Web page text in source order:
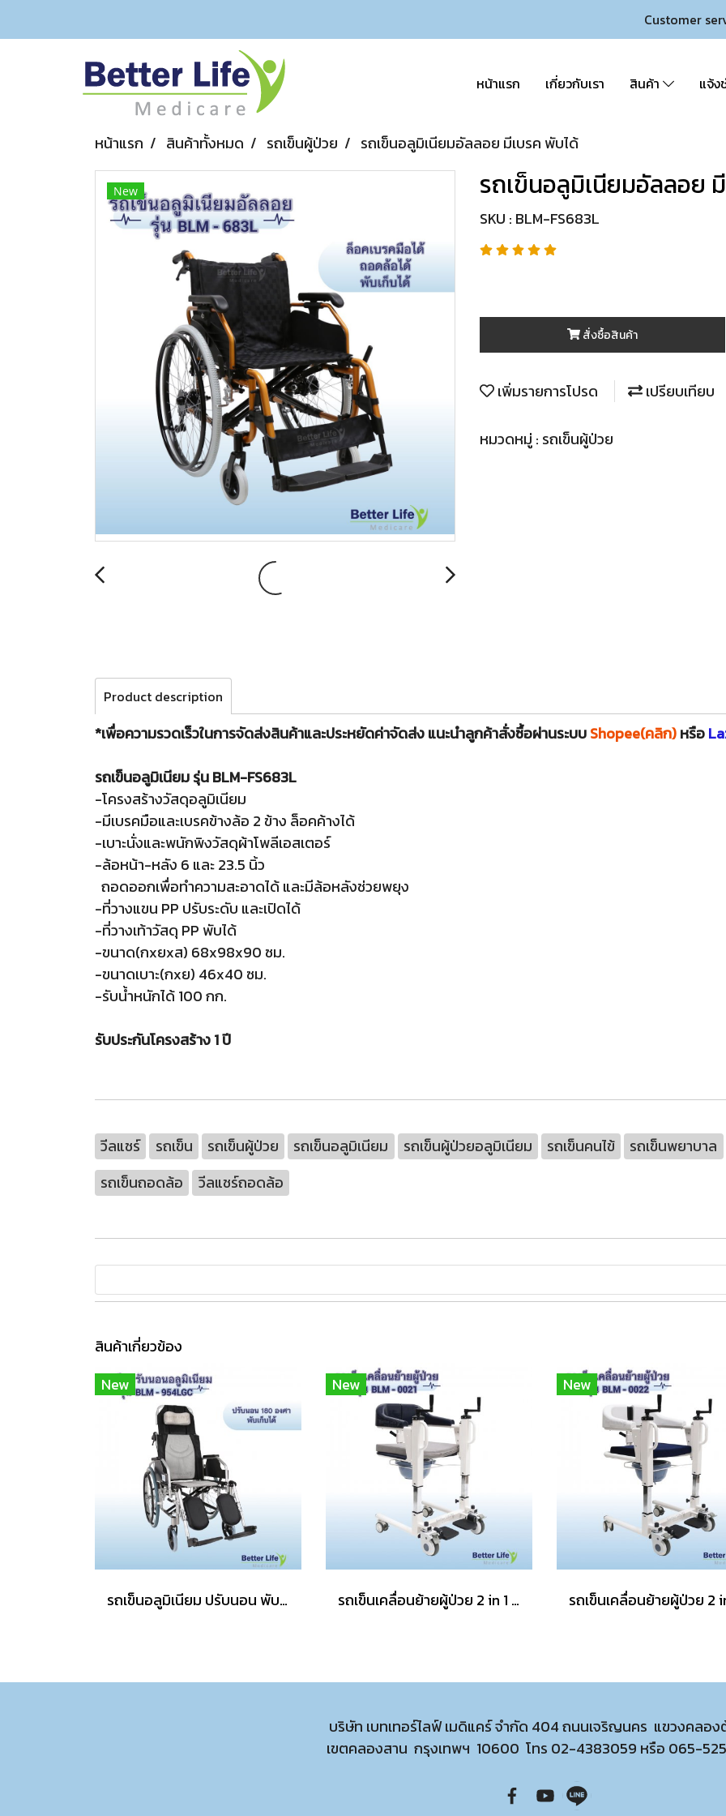
Customer
หน้าแรก เกี่ยวกับเรา สินค้า แจ้ง
หน้าแรก สินค้าทั้งหมด รถเข็นผู้ป่วย รถเข็นอลูมิเนียมอัลลอย มีเบรค พับได้
New รถเข็นอลูมิเนียมอัลลอย
SKU : BLM-FS683L
สั่งซื้อสินค้า
เพิ่มรายการโปรด เปรียบเทียบ
หมวดหมู่ : รถเข็นผู้ป่วย
Product description
*เพื่อความรวดเร็วในการจัดส่งสินค้าและประหยัดค่าจัดส่ง แนะนำลูกค้าสั่งซื้อผ่านระบบShopee(คลิก)หรือ
รถเข็นอลูมิเนียม รุ่น BLM-FS683L
-โครงสร้างวัสดุอลูมิเนียม
-มีเบรคมือและเบรคข้างล้อ 2 ข้าง ล็อคค้างได้
-เบาะนั่งและพนักพิงวัสดุผ้าโพลีเอสเตอร์
-ล้อหน้า-หลัง 6 และ 23.5 นิ้ว
ถอดออกเพื่อทำความสะอาดได้ และมีล้อหลังช่วยพยุง
-ที่วางแขน PP ปรับระดับ และเปิดได้
-ที่วางเท้าวัสดุ PP พับได้
-ขนาด(กxยxส) 68x98x90 ซม.
-ขนาดเบาะ(กxย) 46x40 ซม.
-รับน้ำหนักได้ 100 กก.
รับประกันโครงสร้าง 1 ปี
วีลแชร์ รถเข็น รถเข็นผู้ป่วย รถเข็นอลูมิเนียม รถเข็นผู้ป่วยอลูมิเนียม รถเข็นคนไข้ รถเข็นพยาบาล
รถเข็นถอดล้อ
วีลแชร์ถอดล้อ
สินค้าเกี่ยวข้อง
New
รถเข็นอลูมิเนียม ปรับนอน พับได้
New
รถเข็นเคลื่อนย้ายผู้ป่วย 2 in 1 อุปกรณ์เคลื่อนย้ายผู้ป่วยติดเตียง รถเข็นสำหรับผู้ป่วยติดเตียง
New
บริษัท เบทเทอร์ไลฟ์ เมดิแคร์ จำกัด 404 ถนนเจริญนคร แขวงคลอง
เขตคลองสาน กรุงเทพฯ 10600 โทร 02-4383059 หรือ 065-